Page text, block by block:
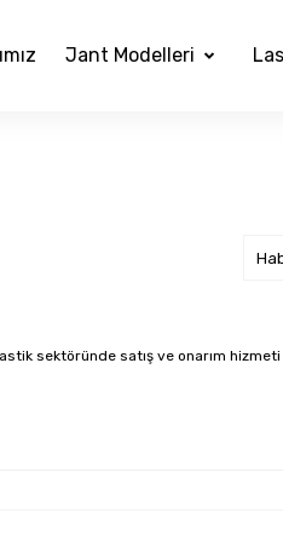
Jant Modelleri
sektöründe satış ve onarım